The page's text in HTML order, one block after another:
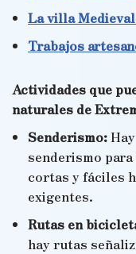
La villa
Trabajos
Actividades que
naturales de
Senderismo:
senderismo
cortas y fáciles
exigentes.
Rutas en
hay rutas